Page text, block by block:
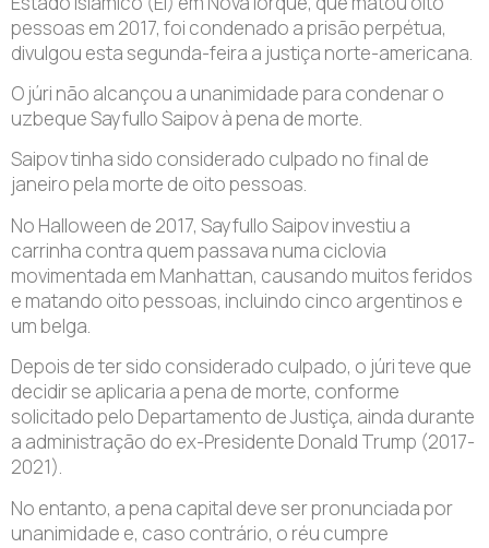
pessoas em 2017, foi condenado a prisão perpétua,
divulgou esta segunda-feira a justiça norte-americana.
O júri não alcançou a unanimidade para condenar o
uzbeque Sayfullo Saipov à pena de morte.
Saipov tinha sido considerado culpado no final de
janeiro pela morte de oito pessoas.
No Halloween de 2017, Sayfullo Saipov investiu a
carrinha contra quem passava numa ciclovia
movimentada em Manhattan, causando muitos feridos
e matando oito pessoas, incluindo cinco argentinos e
um belga.
Depois de ter sido considerado culpado, o júri teve que
decidir se aplicaria a pena de morte, conforme
solicitado pelo Departamento de Justiça, ainda durante
a administração do ex-Presidente Donald Trump (2017-
2021).
No entanto, a pena capital deve ser pronunciada por
unanimidade e, caso contrário, o réu cumpre